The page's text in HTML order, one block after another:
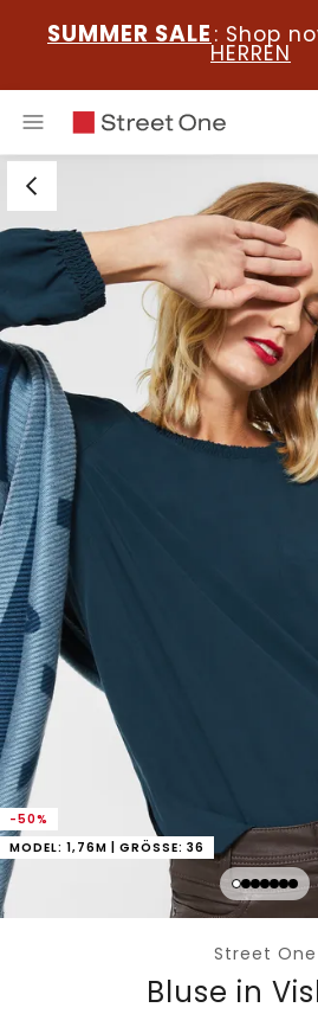
SUMMER SALE : Shop
HERREN
-50%
MODEL: 1,76M | GRÖSSE: 36
Street One
Bluse in